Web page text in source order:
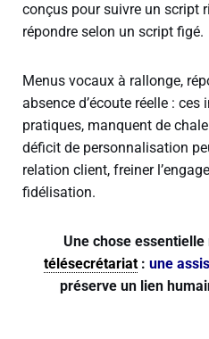
conçus pour suivre un script
répondre selon un script figé.
Menus vocaux à rallonge,
absence d’écoute réelle :
pratiques, manquent de
déficit de personnalisation
relation client, freiner
fidélisation.
Une chose
télésecrétariat : une
préserve un lien